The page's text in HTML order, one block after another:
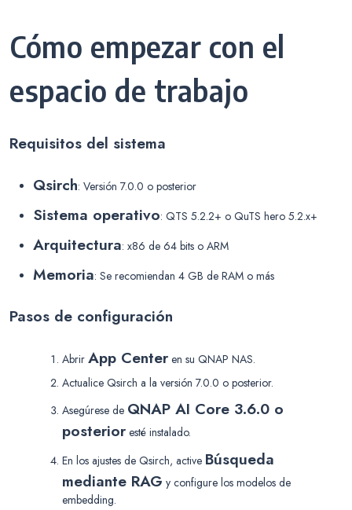
Cómo empezar con el
espacio de trabajo
Requisitos del sistema
Qsirch: Versión 7.0.0 o posterior
Sistema operativo: QTS 5.2.2+ o QuTS hero 5.2.x+
Arquitectura: x86 de 64 bits o ARM
Memoria: Se recomiendan 4 GB de RAM o más
Pasos de configuración
Abrir App Center en su QNAP NAS.
Actualice Qsirch a la versión 7.0.0 o posterior.
Asegúrese de QNAP AI Core 3.6.0 o
posterior esté instalado.
En los ajustes de Qsirch, active Búsqueda
mediante RAG y configure los modelos de
embedding.